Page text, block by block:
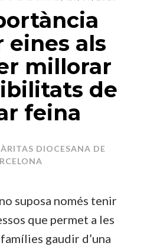
eines als
millorar
de
feina
DIOCESANA DE
suposa només tenir
que permet a les
gaudir d’una